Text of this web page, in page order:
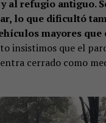
al refugio antiguo.
lo que dificultó
mayores que
insistimos que el
cerrado como